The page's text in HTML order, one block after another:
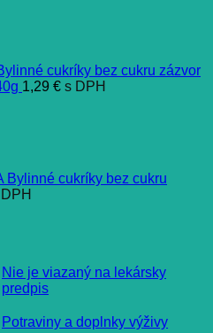
cukríky bez cukru zázvor
1,29 € s DPH
Bylinné cukríky bez cukru
Nie je viazaný na lekársky
predpis
Potraviny a doplnky výživy